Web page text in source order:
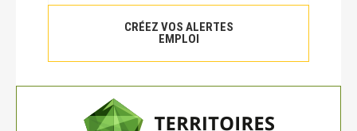
CRÉEZ VOS ALERTES
EMPLOI